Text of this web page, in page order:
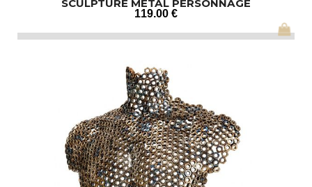
SCULPTURE METAL PERSONNAGE
119.00 €